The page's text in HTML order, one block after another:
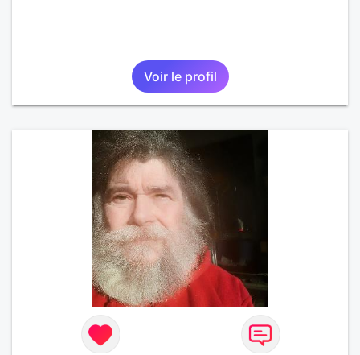
Voir le profil